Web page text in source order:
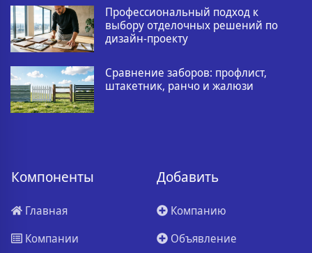
Профессиональный подход к
выбору отделочных решений по
дизайн-проекту
Сравнение заборов: профлист,
штакетник, ранчо и жалюзи
Компоненты
Главная
Компании
Добавить
Компанию
Объявление